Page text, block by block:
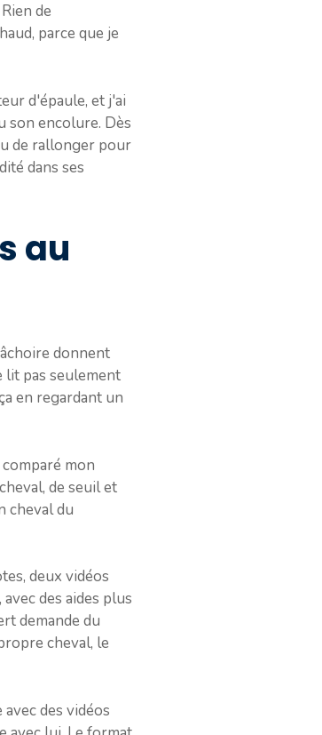
de
parce que je
d'épaule, et j'ai
son encolure. Dès
de rallonger pour
dans ses
au
donnent
lit pas seulement
en regardant un
mon
de seuil et
cheval du
deux vidéos
des aides plus
demande du
cheval, le
des vidéos